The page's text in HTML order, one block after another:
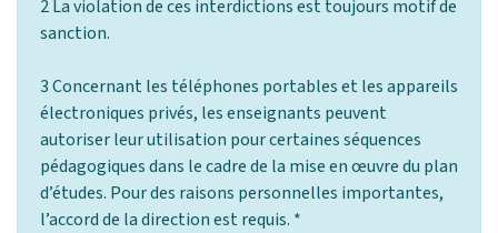
2 La violation de ces interdictions est toujours motif de
sanction.
3 Concernant les téléphones portables et les appareils
électroniques privés, les enseignants peuvent
autoriser leur utilisation pour certaines séquences
pédagogiques dans le cadre de la mise en œuvre du plan
d’études. Pour des raisons personnelles importantes,
l’accord de la direction est requis. *